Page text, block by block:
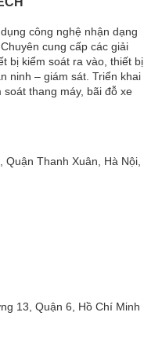
công nghệ nhận dạng
cung cấp các giải
bị kiểm soát ra vào, thiết bị
ninh – giám sát. Triển khai
thang máy, bãi đỗ xe
Quận Thanh Xuân, Hà Nội,
13, Quận 6, Hồ Chí Minh